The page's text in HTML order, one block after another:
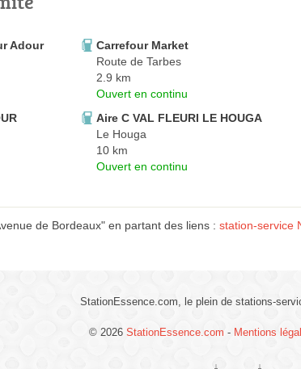
Adour
Carrefour Market
Route de Tarbes
2.9 km
Ouvert en continu
Aire C VAL FLEURI LE HOUGA
Le Houga
10 km
Ouvert en continu
de Bordeaux" en partant des liens : station-service
StationEssence.com, le plein de stations-
© 2026 StationEssence.com - Mentions